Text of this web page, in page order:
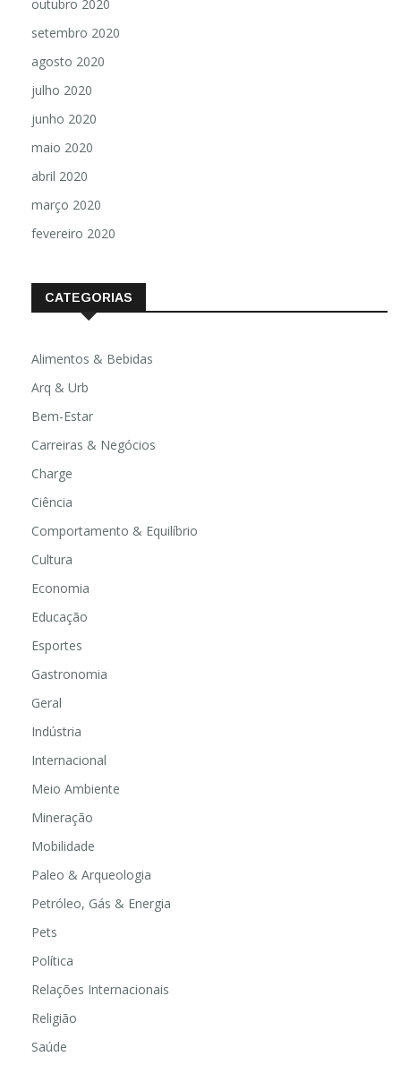
outubro 2020
setembro 2020
agosto 2020
julho 2020
junho 2020
maio 2020
abril 2020
março 2020
fevereiro 2020
CATEGORIAS
Alimentos & Bebidas
Arq & Urb
Bem-Estar
Carreiras & Negócios
Charge
Ciência
Comportamento & Equilíbrio
Cultura
Economia
Educação
Esportes
Gastronomia
Geral
Indústria
Internacional
Meio Ambiente
Mineração
Mobilidade
Paleo & Arqueologia
Petróleo, Gás & Energia
Pets
Política
Relações Internacionais
Religião
Saúde